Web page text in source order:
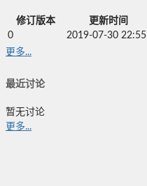
修订版本 更新时间
0
2019-07-30 22:55
更多...
最近讨论
暂无讨论
更多...